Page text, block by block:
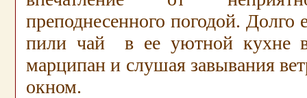
преподнесенного погодой.
пили чай в ее уютной кухне в
марципан и слушая завывания
окном.